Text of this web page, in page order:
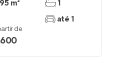
m²
1
até 1
de